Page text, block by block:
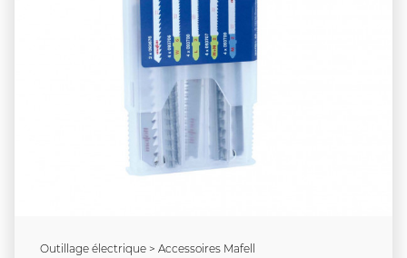
Outillage électrique > Accessoires Mafell